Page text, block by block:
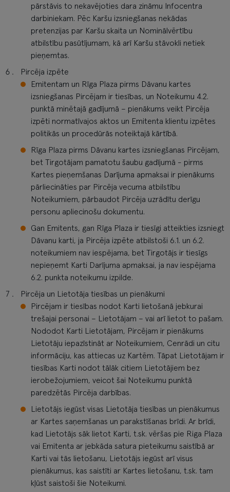
pārstāvis to nekavējoties dara zināmu Infocentra
darbiniekam. Pēc Karšu izsniegšanas nekādas
pretenzijas par Karšu skaita un Nominālvērtību
atbilstību pasūtījumam, kā arī Karšu stāvokli netiek
pieņemtas.
Pircēja izpēte
Emitentam un Rīga Plaza pirms Dāvanu kartes
izsniegšanas Pircējam ir tiesības, un Noteikumu 4.2.
punktā minētajā gadījumā – pienākums veikt Pircēja
izpēti normatīvajos aktos un Emitenta klientu izpētes
politikās un procedūrās noteiktajā kārtībā.
Rīga Plaza pirms Dāvanu kartes izsniegšanas Pircējam,
bet Tirgotājam pamatotu šaubu gadījumā - pirms
Kartes pieņemšanas Darījuma apmaksai ir pienākums
pārliecināties par Pircēja vecuma atbilstību
Noteikumiem, pārbaudot Pircēja uzrādītu derīgu
personu apliecinošu dokumentu.
Gan Emitents, gan Rīga Plaza ir tiesīgi atteikties izsniegt
Dāvanu karti, ja Pircēja izpēte atbilstoši 6.1. un 6.2.
noteikumiem nav iespējama, bet Tirgotājs ir tiesīgs
nepieņemt Karti Darījuma apmaksai, ja nav iespējama
6.2. punkta noteikumu izpilde.
Pircēja un Lietotāja tiesības un pienākumi
Pircējam ir tiesības nodot Karti lietošanā jebkurai
trešajai personai – Lietotājam – vai arī lietot to pašam.
Nododot Karti Lietotājam, Pircējam ir pienākums
Lietotāju iepazīstināt ar Noteikumiem, Cenrādi un citu
informāciju, kas attiecas uz Kartēm. Tāpat Lietotājam ir
tiesības Karti nodot tālāk citiem Lietotājiem bez
ierobežojumiem, veicot šai Noteikumu punktā
paredzētās Pircēja darbības.
Lietotājs iegūst visas Lietotāja tiesības un pienākumus
ar Kartes saņemšanas un parakstīšanas brīdi. Ar brīdi,
kad Lietotājs sāk lietot Karti, t.sk. vēršas pie Riga Plaza
vai Emitenta ar jebkāda satura pieteikumu saistībā ar
Karti vai tās lietošanu, Lietotājs iegūst arī visus
pienākumus, kas saistīti ar Kartes lietošanu, t.sk. tam
kļūst saistoši šie Noteikumi.